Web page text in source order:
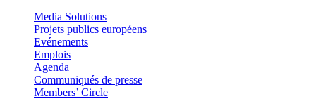
Media Solutions
Projets publics européens
Evénements
Emplois
Agenda
Communiqués de presse
Members’ Circle